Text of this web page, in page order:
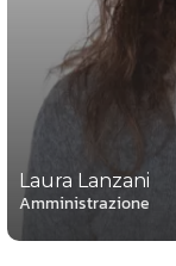
Laura Lanzani
Amministrazione